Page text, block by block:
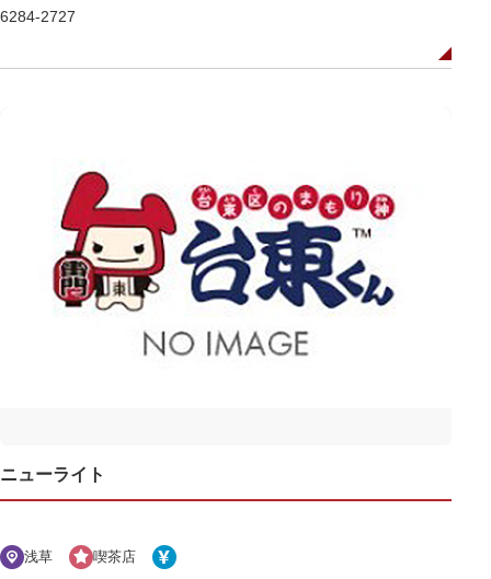
6284-2727
ニューライト
浅草 喫茶店